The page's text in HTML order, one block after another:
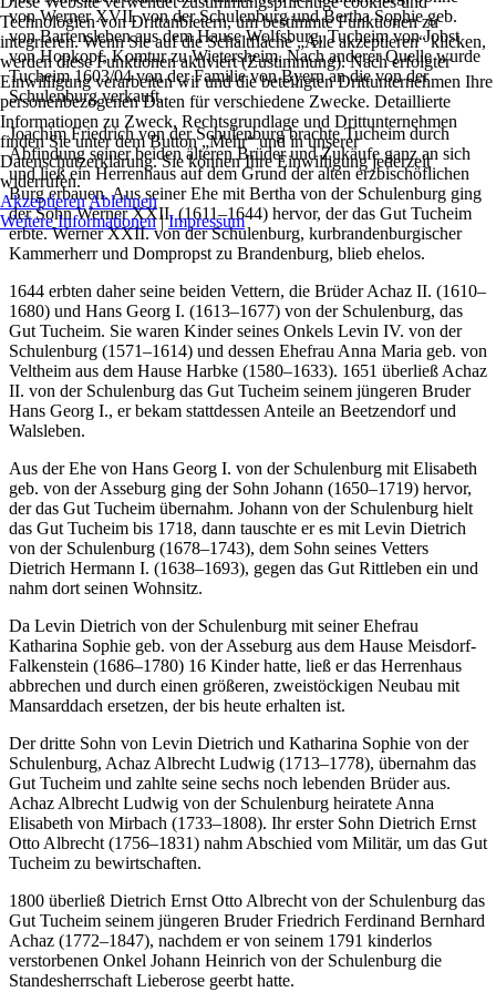
von Werner XVII. von der Schulenburg und Bertha Sophie geb.
von Bartensleben aus dem Hause Wolfsburg, Tucheim von Jobst
von Hopkopf, Komtur zu Wietersheim. Nach anderer Quelle wurde
Tucheim 1603/04 von der Familie von Byern an die von der
Schulenburg verkauft.
Joachim Friedrich von der Schulenburg brachte Tucheim durch
Abfindung seiner beiden älteren Brüder und Zukäufe ganz an sich
und ließ ein Herrenhaus auf dem Grund der alten erzbischöflichen
Burg erbauen. Aus seiner Ehe mit Bertha von der Schulenburg ging
der Sohn Werner XXII. (1611–1644) hervor, der das Gut Tucheim
erbte. Werner XXII. von der Schulenburg, kurbrandenburgischer
Kammerherr und Dompropst zu Brandenburg, blieb ehelos.
1644 erbten daher seine beiden Vettern, die Brüder Achaz II. (1610–
1680) und Hans Georg I. (1613–1677) von der Schulenburg, das
Gut Tucheim. Sie waren Kinder seines Onkels Levin IV. von der
Schulenburg (1571–1614) und dessen Ehefrau Anna Maria geb. von
Veltheim aus dem Hause Harbke (1580–1633). 1651 überließ Achaz
II. von der Schulenburg das Gut Tucheim seinem jüngeren Bruder
Hans Georg I., er bekam stattdessen Anteile an Beetzendorf und
Walsleben.
Aus der Ehe von Hans Georg I. von der Schulenburg mit Elisabeth
geb. von der Asseburg ging der Sohn Johann (1650–1719) hervor,
der das Gut Tucheim übernahm. Johann von der Schulenburg hielt
das Gut Tucheim bis 1718, dann tauschte er es mit Levin Dietrich
von der Schulenburg (1678–1743), dem Sohn seines Vetters
Dietrich Hermann I. (1638–1693), gegen das Gut Rittleben ein und
nahm dort seinen Wohnsitz.
Da Levin Dietrich von der Schulenburg mit seiner Ehefrau
Katharina Sophie geb. von der Asseburg aus dem Hause Meisdorf-
Falkenstein (1686–1780) 16 Kinder hatte, ließ er das Herrenhaus
abbrechen und durch einen größeren, zweistöckigen Neubau mit
Mansarddach ersetzen, der bis heute erhalten ist.
Der dritte Sohn von Levin Dietrich und Katharina Sophie von der
Schulenburg, Achaz Albrecht Ludwig (1713–1778), übernahm das
Gut Tucheim und zahlte seine sechs noch lebenden Brüder aus.
Achaz Albrecht Ludwig von der Schulenburg heiratete Anna
Elisabeth von Mirbach (1733–1808). Ihr erster Sohn Dietrich Ernst
Otto Albrecht (1756–1831) nahm Abschied vom Militär, um das Gut
Tucheim zu bewirtschaften.
1800 überließ Dietrich Ernst Otto Albrecht von der Schulenburg das
Gut Tucheim seinem jüngeren Bruder Friedrich Ferdinand Bernhard
Achaz (1772–1847), nachdem er von seinem 1791 kinderlos
verstorbenen Onkel Johann Heinrich von der Schulenburg die
Standesherrschaft Lieberose geerbt hatte.
Technologien von Drittanbietern, um bestimmte Funktionen zu
integrieren. Wenn Sie auf die Schaltfläche „Alle akzeptieren“ klicken,
werden diese Funktionen aktiviert (Zustimmung). Nach erfolgter
Einwilligung verarbeiten wir und die beteiligten Drittunternehmen Ihre
personenbezogenen Daten für verschiedene Zwecke. Detaillierte
Informationen zu Zweck, Rechtsgrundlage und Drittunternehmen
finden Sie unter dem Button „Mehr“ und in unserer
Datenschutzerklärung. Sie können Ihre Einwilligung jederzeit
widerrufen.
AkzeptierenAblehnen
Weitere Informationen|Impressum